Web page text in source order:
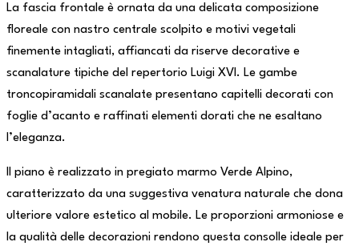
La fascia frontale è ornata da una delicata composizione
floreale con nastro centrale scolpito e motivi vegetali
finemente intagliati, affiancati da riserve decorative e
scanalature tipiche del repertorio Luigi XVI. Le gambe
troncopiramidali scanalate presentano capitelli decorati con
foglie d’acanto e raffinati elementi dorati che ne esaltano
l’eleganza.
Il piano è realizzato in pregiato marmo Verde Alpino,
caratterizzato da una suggestiva venatura naturale che dona
ulteriore valore estetico al mobile. Le proporzioni armoniose e
la qualità delle decorazioni rendono questa consolle ideale per